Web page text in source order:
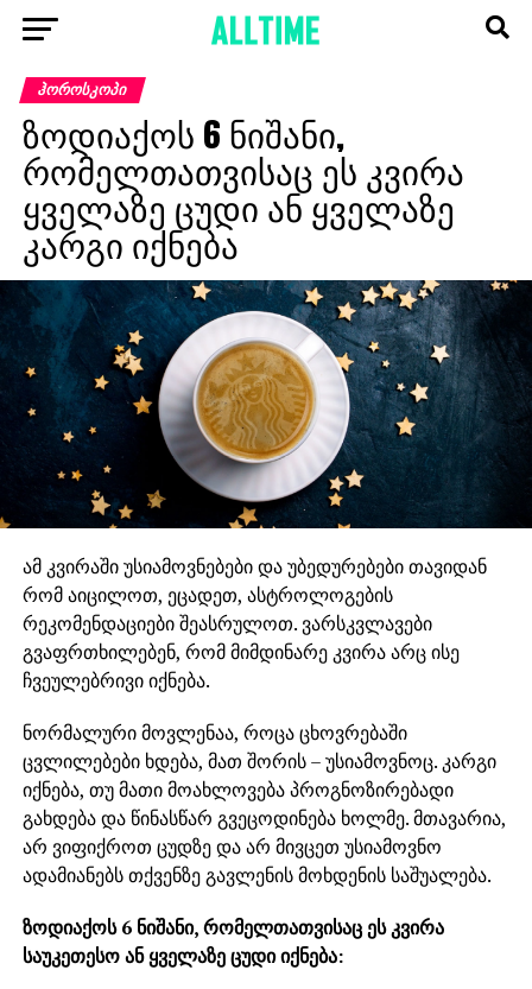
ᲰᲝᲠᲝᲡᲙᲝᲞᲘ
ზოდიაქოს 6 ნიშანი,
რომელთათვისაც ეს კვირა
ყველაზე ცუდი ან ყველაზე
კარგი იქნება
ამ კვირაში უსიამოვნებები და უბედურებები თავიდან
რომ აიცილოთ, ეცადეთ, ასტროლოგების
რეკომენდაციები შეასრულოთ. ვარსკვლავები
გვაფრთხილებენ, რომ მიმდინარე კვირა არც ისე
ჩვეულებრივი იქნება.
ნორმალური მოვლენაა, როცა ცხოვრებაში
ცვლილებები ხდება, მათ შორის – უსიამოვნოც. კარგი
იქნება, თუ მათი მოახლოვება პროგნოზირებადი
გახდება და წინასწარ გვეცოდინება ხოლმე. მთავარია,
არ ვიფიქროთ ცუდზე და არ მივცეთ უსიამოვნო
ადამიანებს თქვენზე გავლენის მოხდენის საშუალება.
ზოდიაქოს 6 ნიშანი, რომელთათვისაც ეს კვირა
საუკეთესო ან ყველაზე ცუდი იქნება: